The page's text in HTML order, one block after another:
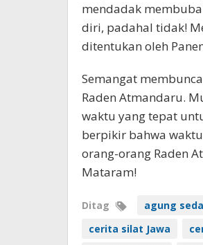
mendadak
diri, padahal tidak!
ditentukan oleh
Semangat
Raden Atmandaru.
waktu yang tepat
berpikir bahwa
orang-orang Raden
Mataram!
Ditag agung
cerita silat Jawa